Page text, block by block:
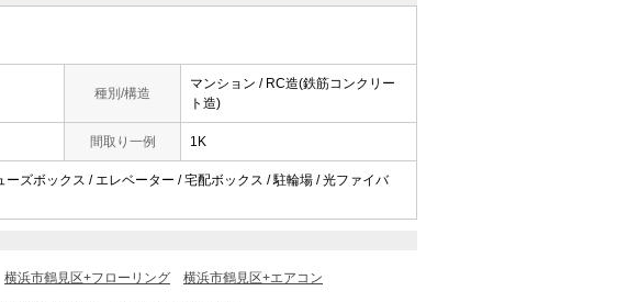
種別/構造
マンション / RC造(鉄筋コンクリー
ト造)
間取り一例 1K
ズボックス / エレベーター / 宅配ボックス / 駐輪場 / 光ファイバ
横浜市鶴見区+フローリング 横浜市鶴見区+エアコン